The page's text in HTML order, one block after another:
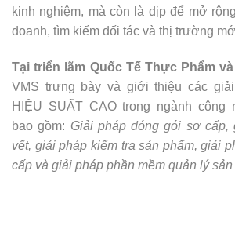
kinh nghiệm, mà còn là dịp để mở
doanh, tìm kiếm đối tác và thị trường
Tại triển lãm Quốc Tế Thực Phẩm
VMS trưng bày và giới thiệu các
HIỆU SUẤT CAO trong ngành công
bao gồm: Giải pháp đóng gói sơ cấp,
vết, giải pháp kiểm tra sản phẩm, giải
cấp và giải pháp phần mềm quản lý sản